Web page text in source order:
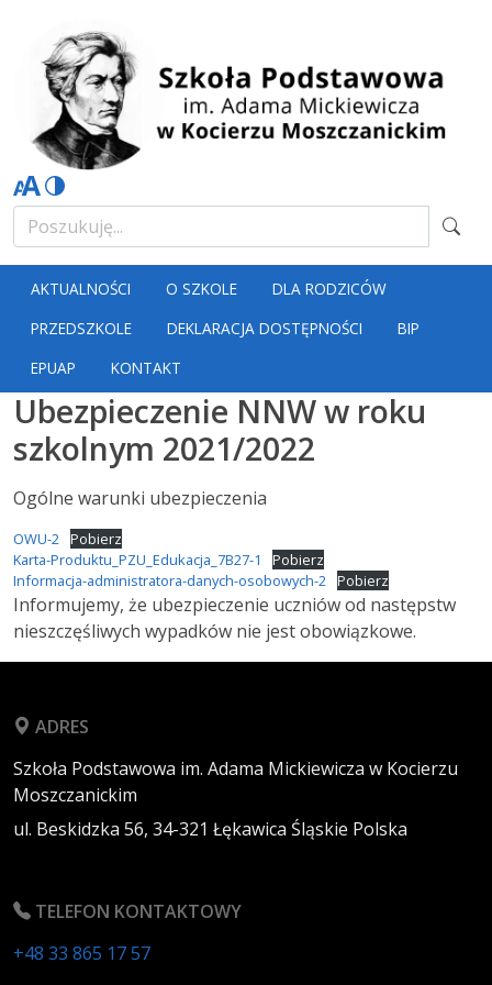
AKTUALNOŚCI O SZKOLE
DLA RODZICÓW
PRZEDSZKOLE
DEKLARACJA DOSTĘPNOŚCI
BIP
EPUAP
KONTAKT
Ubezpieczenie NNW w roku
szkolnym 2021/2022
Ogólne warunki ubezpieczenia
OWU-2 Pobierz
Karta-Produktu_PZU_Edukacja_7B27-1
Pobierz
Informacja-administratora-danych-osobowych-2 Pobierz
Informujemy, że ubezpieczenie uczniów od następstw
nieszczęśliwych wypadków nie jest obowiązkowe.
ADRES
Szkoła Podstawowa im. Adama Mickiewicza w Kocierzu
Moszczanickim
ul. Beskidzka 56, 34-321 Łękawica Śląskie Polska
TELEFON KONTAKTOWY
+48 33 865 17 57